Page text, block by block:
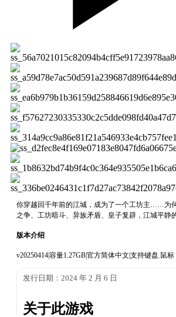
你穿越回千年前的江城，成为了一个工坊主……为
之争、工坊暗斗、异族矛盾、皇子复辟，江城平静
版本介绍
v20250414|容量1.27GB|官方简体中文|支持键盘.鼠标
发行日期：2024 年 2 月 6 日
关于此游戏